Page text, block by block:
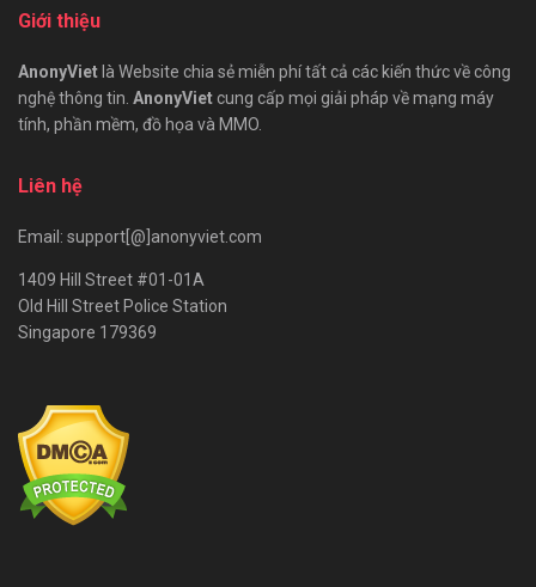
Giới thiệu
AnonyVietlà Website chia sẻ miễn phí tất cả các kiến thức về công
nghệ thông tin. AnonyViet cung cấp mọi giải pháp về mạng máy
tính, phần mềm, đồ họa và MMO.
Liên hệ
Email: support[@]anonyviet.com
1409 Hill Street #01-01A
Old Hill Street Police Station
Singapore 179369